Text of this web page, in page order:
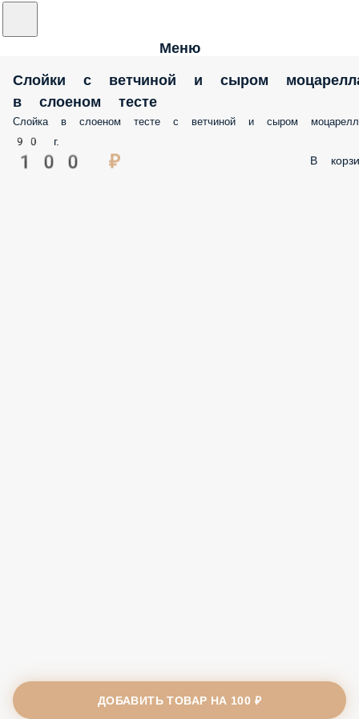
Меню
Слойки с ветчиной и сыром
в слоеном тесте
Слойка в слоеном тесте с ветчиной и сыром
90 г.
100 ₽ В
ДОБАВИТЬ ТОВАР НА 100 ₽